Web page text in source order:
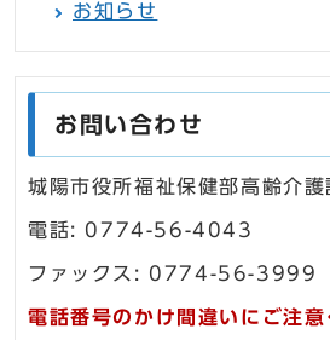
お知らせ
お問い合わせ
城陽市役所福祉保健部高齢介護
電話: 0774-56-4043
ファックス: 0774-56-3999
電話番号のかけ間違いにご注意